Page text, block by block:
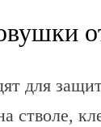
для
стволе,